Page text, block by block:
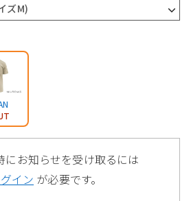
ズM)
にお知らせを受け取るには
イン が必要です。